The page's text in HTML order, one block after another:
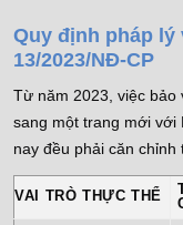
Quy định pháp lý
13/2023/NĐ-CP
Từ năm 2023, việc bảo
sang một trang mới với
nay đều phải căn chỉnh
VAI TRÒ THỰC THỂ